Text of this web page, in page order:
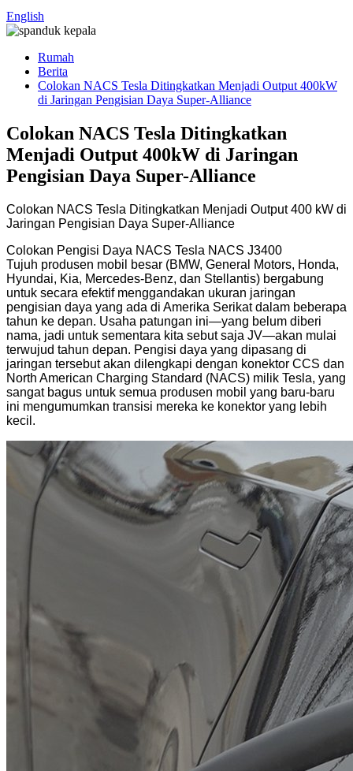
English
Rumah
Berita
Colokan NACS Tesla Ditingkatkan Menjadi Output 400kW
di Jaringan Pengisian Daya Super-Alliance
Colokan NACS Tesla Ditingkatkan
Menjadi Output 400kW di Jaringan
Pengisian Daya Super-Alliance
Colokan NACS Tesla Ditingkatkan Menjadi Output 400 kW di
Jaringan Pengisian Daya Super-Alliance
Colokan Pengisi Daya NACS Tesla NACS J3400
Tujuh produsen mobil besar (BMW, General Motors, Honda,
Hyundai, Kia, Mercedes-Benz, dan Stellantis) bergabung
untuk secara efektif menggandakan ukuran jaringan
pengisian daya yang ada di Amerika Serikat dalam beberapa
tahun ke depan. Usaha patungan ini—yang belum diberi
nama, jadi untuk sementara kita sebut saja JV—akan mulai
terwujud tahun depan. Pengisi daya yang dipasang di
jaringan tersebut akan dilengkapi dengan konektor CCS dan
North American Charging Standard (NACS) milik Tesla, yang
sangat bagus untuk semua produsen mobil yang baru-baru
ini mengumumkan transisi mereka ke konektor yang lebih
kecil.